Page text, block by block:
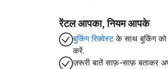
रेंटल आपका, नियम आपके
बुकिंग रिक्वेस्टके साथ बुकिंग को
करें.
ज़रूरी बातें साफ़-साफ़ बताकर